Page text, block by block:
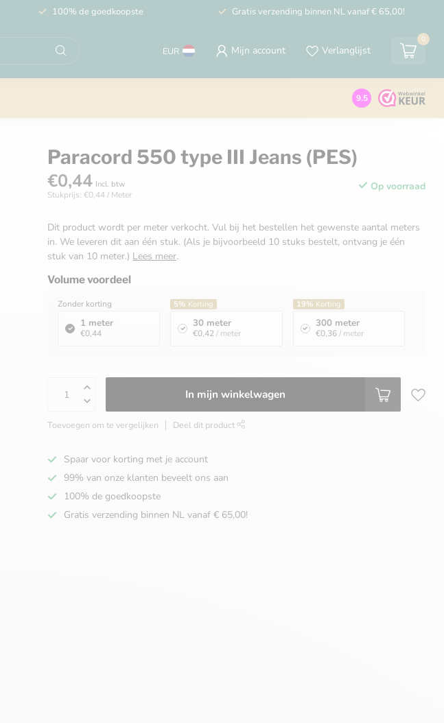
100% de goedkoopste Gratis verzending binnen NL vanaf € 65,00!
EUR Mijn account Verlanglijst
0
9.5
Paracord 550 type III Jeans (PES)
€0,44 Incl. btw
Stukprijs: €0,44 / Meter
Op voorraad
Dit product wordt per meter verkocht. Vul bij het bestellen het gewenste aantal meters
in. We leveren dit aan één stuk. (Als je bijvoorbeeld 10 stuks bestelt, ontvang je één
stuk van 10 meter.) Lees meer.
Volume voordeel
Zonder korting
1 meter
€0,44
5% Korting
30 meter
€0,42 / meter
19% Korting
300 meter
€0,36 / meter
In mijn winkelwagen
Toevoegen om te vergelijken Deel dit product
Spaar voor korting met je account
99% van onze klanten beveelt ons aan
100% de goedkoopste
Gratis verzending binnen NL vanaf € 65,00!